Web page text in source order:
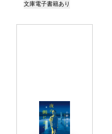
文庫電子書籍あり